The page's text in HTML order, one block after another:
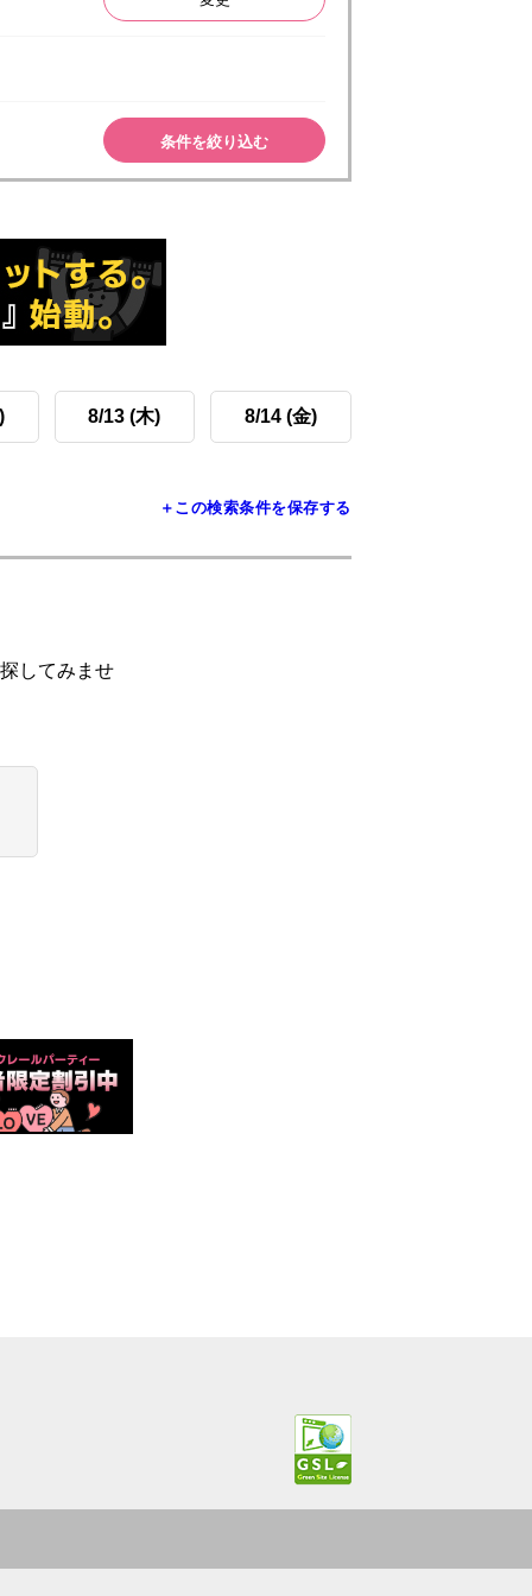
条件を絞り込む
8/13 (木) 8/14 (金)
＋この検索条件を保存する
してみませ